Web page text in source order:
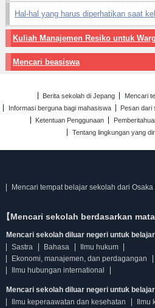
Hal-hal yang harus diperhatikan saat
Kuliah Manajemen Resiko untuk
Mencari beasiswa
Berita sekolah di Jepang
Mencari
Informasi berguna bagi mahasiswa
Pesan dari
Ketentuan Penggunaan
Tentang lingkungan yang
Mencari tempat belajar sekolah dari
【Mencari sekolah berdasarkan mata
Mencari sekolah diluar negeri untuk
Sastra
Bahasa
Ilmu hukum
Ekonomi, manajemen, dan perdagangan
Ilmu hubungan international
Mencari sekolah diluar negeri untuk
Ilmu keperaawatan dan kesehatan
Ilmu